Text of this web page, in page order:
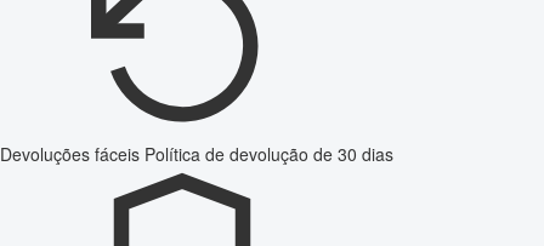
Devoluções fáceis Política de devolução de 30 dias